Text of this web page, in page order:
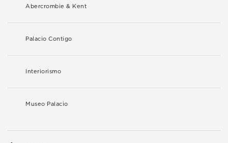
Abercrombie & Kent
Palacio Contigo
Interiorismo
Museo Palacio